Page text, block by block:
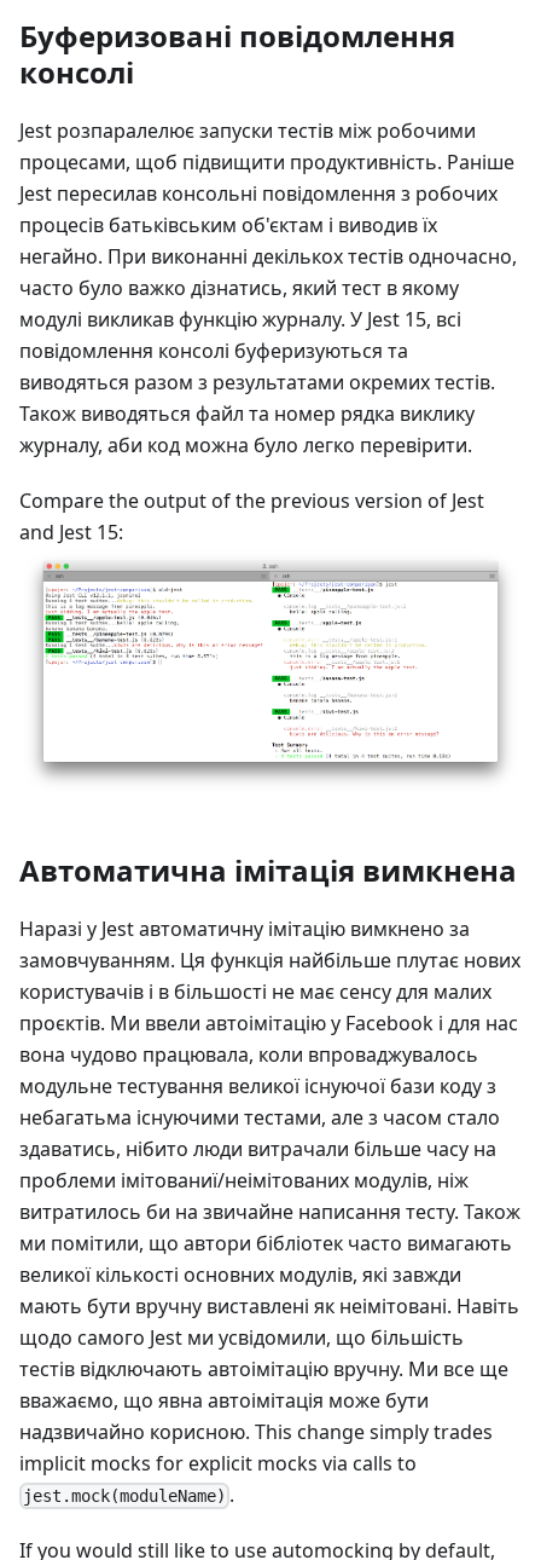
Буферизовані повідомлення
консолі
Jest розпаралелює запуски тестів між робочими
процесами, щоб підвищити продуктивність. Раніше
Jest пересилав консольні повідомлення з робочих
процесів батьківським об'єктам і виводив їх
негайно. При виконанні декількох тестів одночасно,
часто було важко дізнатись, який тест в якому
модулі викликав функцію журналу. У Jest 15, всі
повідомлення консолі буферизуються та
виводяться разом з результатами окремих тестів.
Також виводяться файл та номер рядка виклику
журналу, аби код можна було легко перевірити.
Compare the output of the previous version of Jest
and Jest 15:
Автоматична імітація вимкнена
Наразі у Jest автоматичну імітацію вимкнено за
замовчуванням. Ця функція найбільше плутає нових
користувачів і в більшості не має сенсу для малих
проєктів. Ми ввели автоімітацію у Facebook і для нас
вона чудово працювала, коли впроваджувалось
модульне тестування великої існуючої бази коду з
небагатьма існуючими тестами, але з часом стало
здаватись, нібито люди витрачали більше часу на
проблеми імітованиї/неімітованих модулів, ніж
витратилось би на звичайне написання тесту. Також
ми помітили, що автори бібліотек часто вимагають
великої кількості основних модулів, які завжди
мають бути вручну виставлені як неімітовані. Навіть
щодо самого Jest ми усвідомили, що більшість
тестів відключають автоімітацію вручну. Ми все ще
вважаємо, що явна автоімітація може бути
надзвичайно корисною. This change simply trades
implicit mocks for explicit mocks via calls to
jest.mock(moduleName) .
If you would still like to use automocking by default,